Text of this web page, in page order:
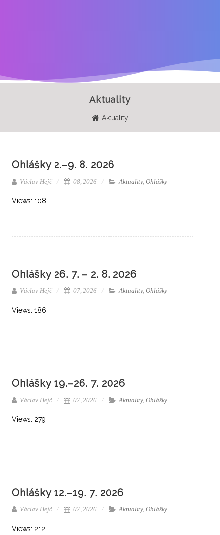
Aktuality
Aktuality
Ohlášky 2.–9. 8. 2026
Václav Hejč 08, 2026 Aktuality, Ohlášky
Views: 108
Ohlášky 26. 7. – 2. 8. 2026
Václav Hejč 07, 2026 Aktuality, Ohlášky
Views: 186
Ohlášky 19.–26. 7. 2026
Václav Hejč 07, 2026 Aktuality, Ohlášky
Views: 279
Ohlášky 12.–19. 7. 2026
Václav Hejč 07, 2026 Aktuality, Ohlášky
Views: 212